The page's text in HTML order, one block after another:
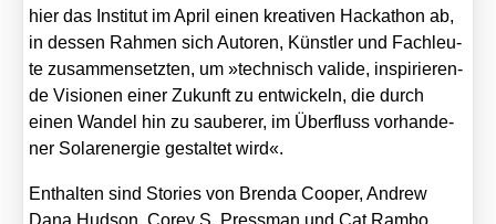
hier das Insti­tut im April einen krea­ti­ven Hacka­thon ab,
in des­sen Rah­men sich Autoren, Künst­ler und Fach­leu­
te zusam­men­setz­ten, um »tech­nisch vali­de, inspi­rie­ren­
de Visio­nen einer Zukunft zu ent­wi­ckeln, die durch
einen Wan­del hin zu sau­be­rer, im Über­fluss vor­han­de­
ner Solar­ener­gie gestal­tet wird«.
Ent­hal­ten sind Sto­ries von Bren­da Coo­per, Andrew
Dana Hud­son, Corey S. Press­man und Cat Ram­bo,